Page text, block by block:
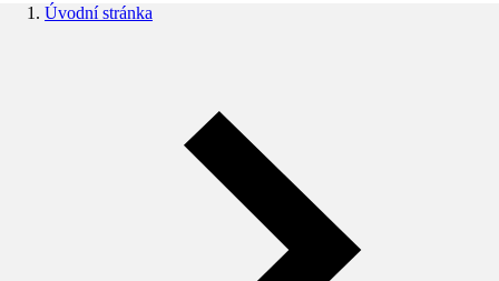
Úvodní stránka